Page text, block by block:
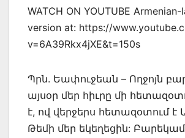
WATCH ON YOUTUBE
version at: https://
v=6A39Rkx4jXE&t=150s
Պրն. Եափուջեան – Ողջոյն
այսօր մեր հիւրը մի
է, ով վերջերս հետազօտում է
Թեմի մեր եկեղեցին: